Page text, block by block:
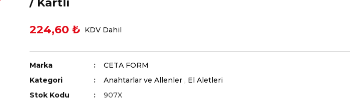
/ Kartlı
224,60 ₺ KDV Dahil
Marka
CETA FORM
Kategori
Anahtarlar ve Allenler , El Aletleri
Stok Kodu
907X